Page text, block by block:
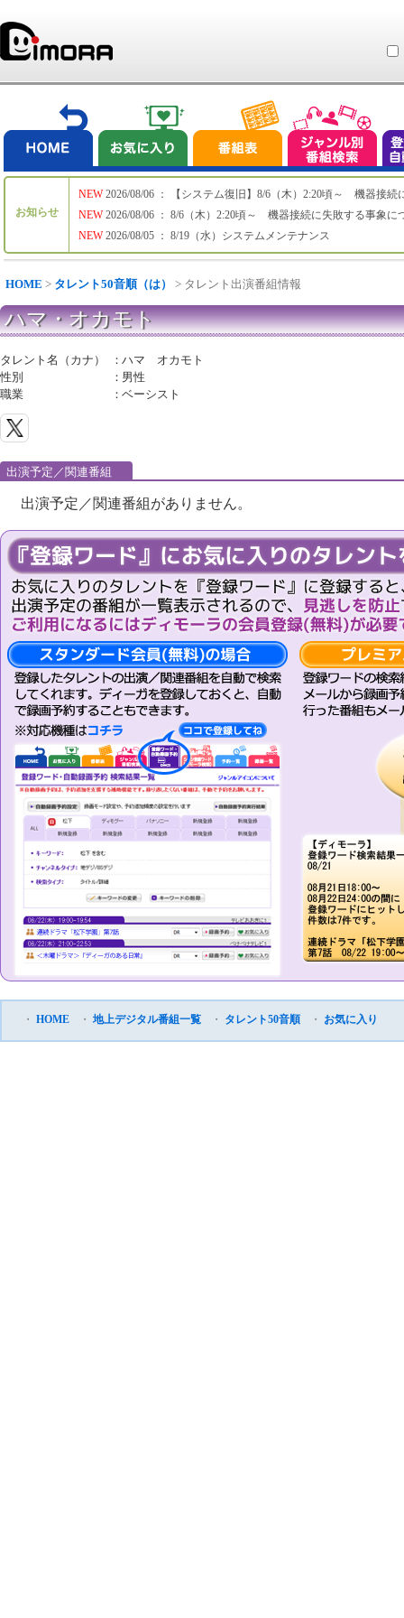
お知らせ
NEW
NEW
NEW
2026/08/06 ： 【システム復旧】8/6（木）2:20頃～ 機器接続
2026/08/06 ： 8/6（木）2:20頃～ 機器接続に失敗する事象に
2026/08/05 ： 8/19（水）システムメンテナンス
HOME > タレント50音順（は） > タレント出演番組情報
ハマ・オカモト
タレント名（カナ） ：ハマ オカモト
性別
： 男性
職業
：ベーシスト
出演予定／関連番組
出演予定／関連番組がありません。
・ HOME ・ 地上デジタル番組一覧 ・ タレント50音順 ・ お気に入り